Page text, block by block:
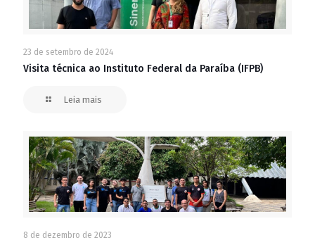
23 de setembro de 2024
Visita técnica ao Instituto Federal da Paraíba (IFPB)
Leia mais
8 de dezembro de 2023